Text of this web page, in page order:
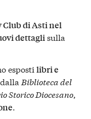
di Asti nel
dettaglisulla
esposti libri e
Biblioteca del
Storico Diocesano,
.